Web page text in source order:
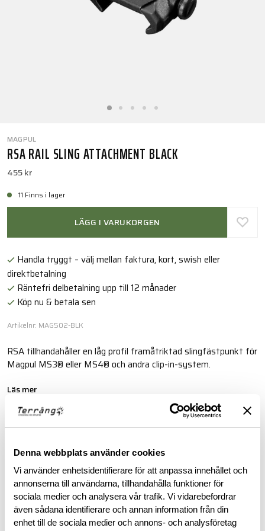
Denna webbplats använder cookies
Vi använder enhetsidentifierare för att anpassa innehållet och
annonserna till användarna, tillhandahålla funktioner för
sociala medier och analysera vår trafik. Vi vidarebefordrar
även sådana identifierare och annan information från din
enhet till de sociala medier och annons- och analysföretag
MAGPUL
RSA RAIL SLING ATTACHMENT BLACK
455 kr
11 Finns i lager
LÄGG I VARUKORGEN
Handla tryggt – välj mellan faktura, kort, swish eller
direktbetalning
Räntefri delbetalning upp till 12 månader
Köp nu & betala sen
Artikelnr: MAG502-BLK
RSA tillhandahåller en låg profil framåtriktad slingfästpunkt för
Magpul MS3® eller MS4® och andra clip-in-system.
Läs mer
RECENSIONER
OM VARUMÄRKET